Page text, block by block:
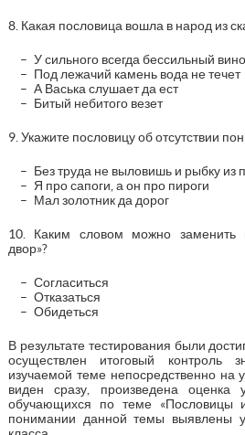
8. Какая пословица вошла в народ из
У сильного всегда бессильный
Под лежачий камень вода не течет
А Васька слушает да ест
Битый небитого везет
9. Укажите пословицу об отсутствии
Без труда не выловишь и рыбку из
Я про сапоги, а он про пироги
Мал золотник да дорог
10. Каким словом можно заменить
двор»?
Согласиться
Отказаться
Обидеться
В результате тестирования были
осуществлен итоговый контроль
изучаемой теме непосредственно на
виден сразу, произведена оценка
обучающихся по теме «Пословицы
понимании данной темы выявлены